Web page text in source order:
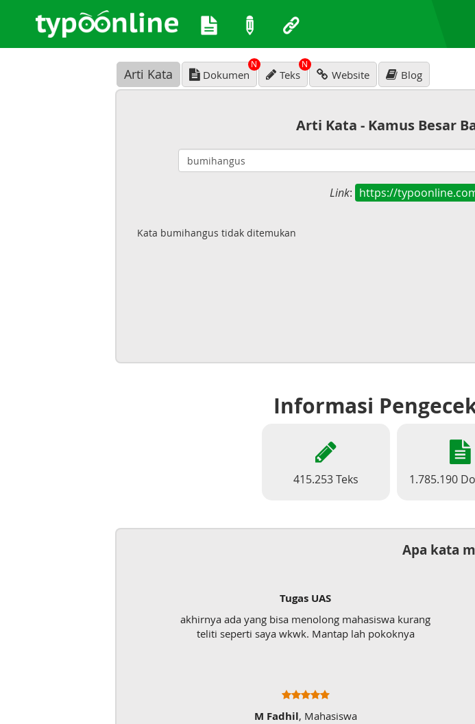
Arti Kata Dokumen
N
Teks
N
Website Blog
Arti Kata - Kamus Besar
Link: https://
Kata bumihangus tidak ditemukan
Informasi
415.253 Teks 1.785.190
Apa kata
Tugas UAS
akhirnya ada yang bisa menolong mahasiswa kurang
teliti seperti saya wkwk. Mantap lah pokoknya
M Fadhil, Mahasiswa